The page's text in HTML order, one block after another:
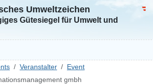
Umweltzeichen
Gütesiegel für Umwelt und
Veranstalter
Event
gmbh